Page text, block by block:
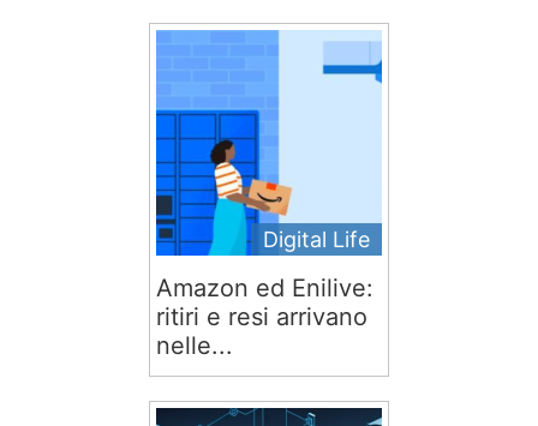
Digital Life
Amazon ed Enilive:
ritiri e resi arrivano
nelle...